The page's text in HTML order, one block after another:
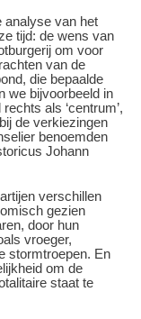
analyse van het
tijd: de wens van
om voor
van de
die bepaalde
we bijvoorbeeld in
als ‘centrum’,
de verkiezingen
benoemden
Johann
verschillen
gezien
door hun
vroeger,
stormtroepen. En
om de
staat te